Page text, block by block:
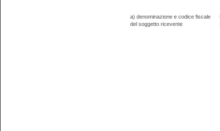
a) denominazione e codice fiscale
del soggetto ricevente